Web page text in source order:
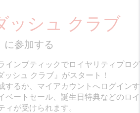
ッシュ クラブ
に参加する
ンブティックでロイヤリティプログ
ッシュ クラブ』がスタート！
するか、マイアカウントへログインす
ベートセール、誕生日特典などのロイ
ィが受けられます。